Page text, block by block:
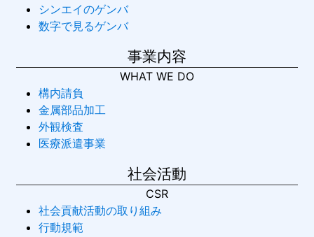
シンエイのゲンバ
数字で見るゲンバ
事業内容
WHAT WE DO
構内請負
金属部品加工
外観検査
医療派遣事業
社会活動
CSR
社会貢献活動の取り組み
行動規範